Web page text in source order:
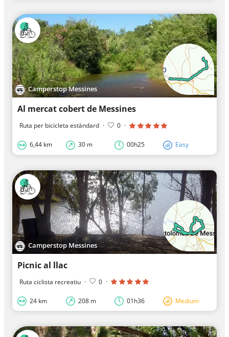
Camperstop Messines
Al mercat cobert de Messines
Ruta per bicicleta estàndard · 0 ·
6,44 km 30 m 00h25 Easy
Camperstop Messines
Picnic al llac
Ruta ciclista recreatiu · 0 ·
24 km 208 m 01h36 Medium